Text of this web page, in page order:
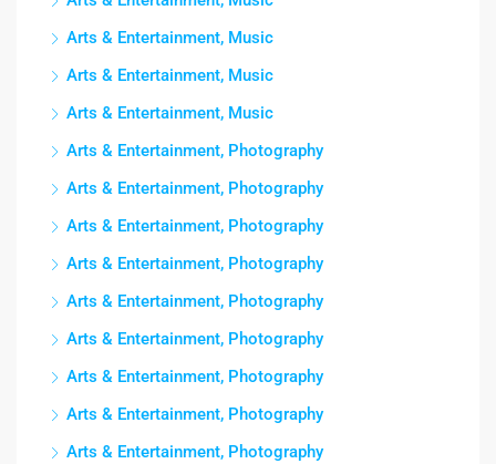
Arts & Entertainment, Music
Arts & Entertainment, Music
Arts & Entertainment, Music
Arts & Entertainment, Photography
Arts & Entertainment, Photography
Arts & Entertainment, Photography
Arts & Entertainment, Photography
Arts & Entertainment, Photography
Arts & Entertainment, Photography
Arts & Entertainment, Photography
Arts & Entertainment, Photography
Arts & Entertainment, Photography